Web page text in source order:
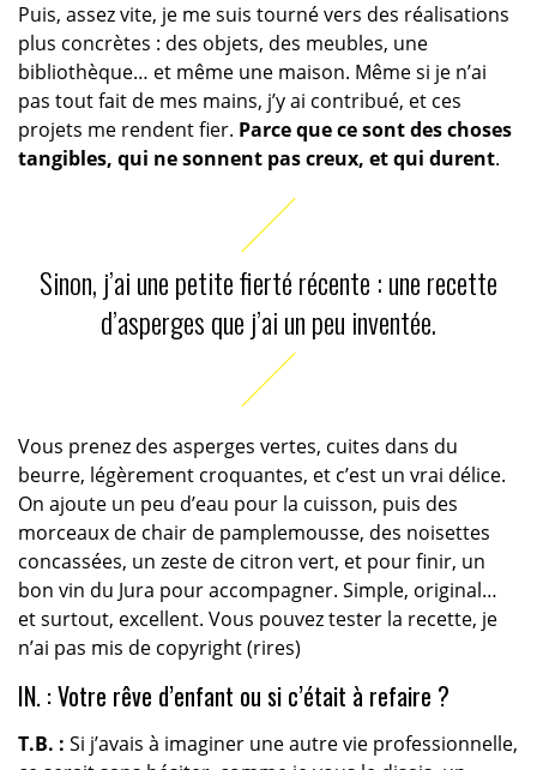
Puis, assez vite, je me suis tourné vers des réalisations
plus concrètes : des objets, des meubles, une
bibliothèque… et même une maison. Même si je n’ai
pas tout fait de mes mains, j’y ai contribué, et ces
projets me rendent fier. Parce que ce sont des choses
tangibles, qui ne sonnent pas creux, et qui durent.
Sinon, j’ai une petite fierté récente : une recette
d’asperges que j’ai un peu inventée.
Vous prenez des asperges vertes, cuites dans du
beurre, légèrement croquantes, et c’est un vrai délice.
On ajoute un peu d’eau pour la cuisson, puis des
morceaux de chair de pamplemousse, des noisettes
concassées, un zeste de citron vert, et pour finir, un
bon vin du Jura pour accompagner. Simple, original…
et surtout, excellent. Vous pouvez tester la recette, je
n’ai pas mis de copyright (rires)
IN. : Votre rêve d’enfant ou si c’était à refaire ?
T.B. : Si j’avais à imaginer une autre vie professionnelle,